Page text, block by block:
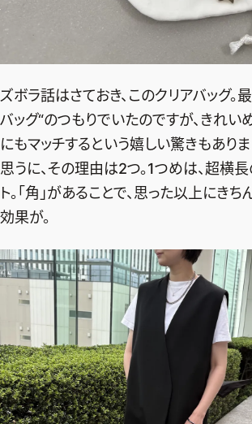
ズボラ話はさておき、このクリアバッグ
バッグ“のつもりでいたのですが、きれい
にもマッチするという嬉しい驚きもありま
思うに、その理由は2つ。1つめは、超横
ト。「角」があることで、思った以上にき
効果が。